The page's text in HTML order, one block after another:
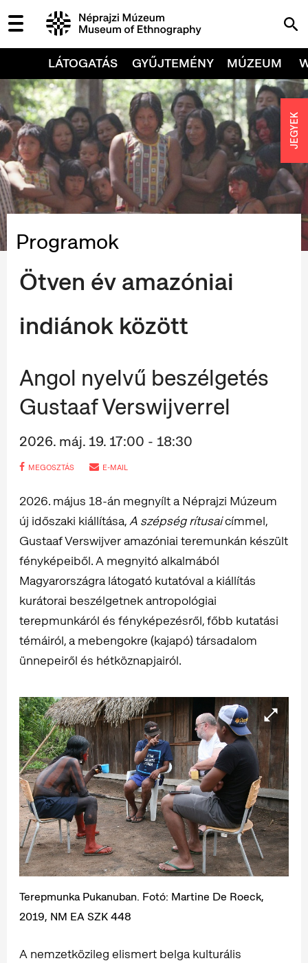
LÁTOGATÁS GYŰJTEMÉNY MÚZEUM
Programok
Ötven év amazóniai
indiánok között
Angol nyelvű beszélgetés
Gustaaf Verswijverrel
2026. máj. 19. 17:00 - 18:30
MEGOSZTÁS E-MAIL
2026. május 18-án megnyílt a Néprajzi Múzeum
új időszaki kiállítása,A szépség rítusaicímmel,
Gustaaf Verswijver amazóniai teremunkán készült
fényképeiből. A megnyitó alkalmából
Magyarországra látogató kutatóval a kiállítás
kurátorai beszélgetnek antropológiai
terepmunkáról és fényképezésről, főbb kutatási
témáiról, a mebengokre (kajapó) társadalom
ünnepeiről és hétköznapjairól.
Terepmunka Pukanuban. Fotó: Martine De Roeck,
2019, NM EA SZK 448
A nemzetközileg elismert belga kulturális
JEGYEK